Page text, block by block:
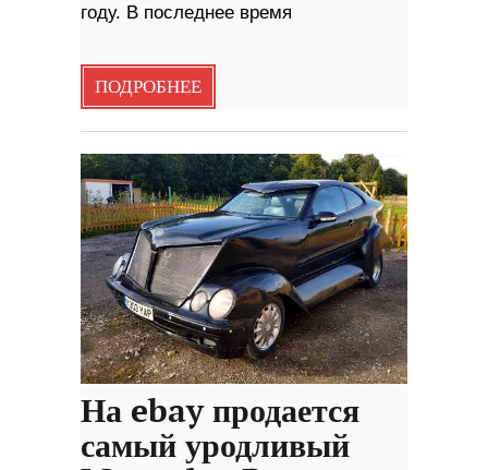
году. В последнее время
ПОДРОБНЕЕ
На ebay продается
самый уродливый